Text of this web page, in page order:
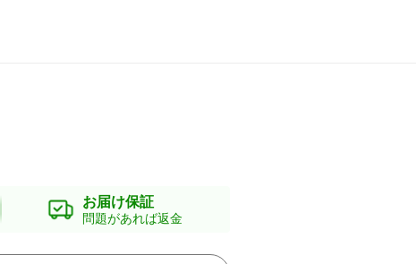
お届け保証
問題があれば返金